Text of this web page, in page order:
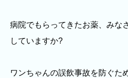
病院でもらってきたお薬、みな
していますか?
ワンちゃんの誤飲事故を防ぐた